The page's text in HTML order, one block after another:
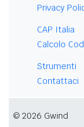
Privacy
CAP Italia
Calcolo
Strumenti
Contattaci
© 2026 Gwind